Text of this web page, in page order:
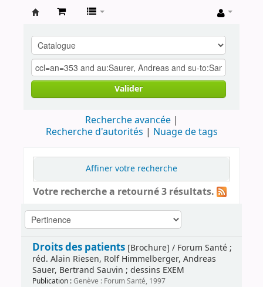
contestataires
Valider
Recherche avancée
Recherche d'autorités
Nuage de tags
Affiner votre recherche
Votre recherche a retourné 3 résultats.
Droits des patients[Brochure] / Forum Santé ;
réd. Alain Riesen, Rolf Himmelberger, Andreas
Sauer, Bertrand Sauvin ; dessins EXEM
Publication :Genève : Forum Santé, 1997